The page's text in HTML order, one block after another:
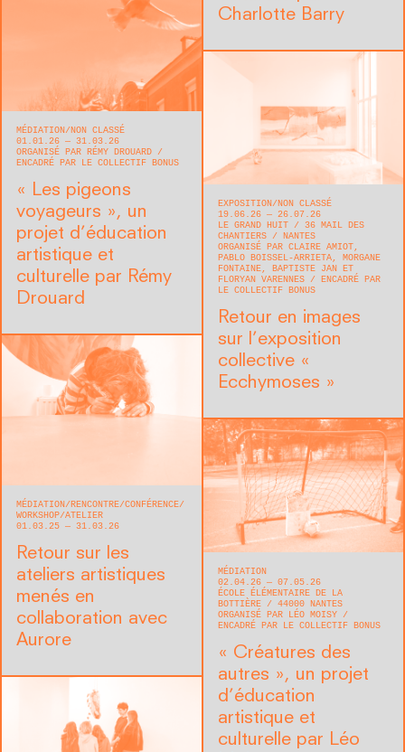
Charlotte Barry
MÉDIATION
NON CLASSÉ
01.01.26 — 31.03.26
ORGANISÉ PAR RÉMY DROUARD
ENCADRÉ PAR LE COLLECTIF BONUS
« Les pigeons
voyageurs », un
projet d’éducation
artistique et
culturelle par Rémy
Drouard
EXPOSITION NON CLASSÉ
19.06.26 — 26.07.26
LE GRAND HUIT
36 MAIL DES
CHANTIERS
NANTES
ORGANISÉ PAR CLAIRE AMIOT,
PABLO BOISSEL-ARRIETA, MORGANE
FONTAINE, BAPTISTE JAN ET
FLORYAN VARENNES
ENCADRÉ PAR
LE COLLECTIF BONUS
Retour en images
sur l’exposition
collective «
Ecchymoses »
MÉDIATION RENCONTRE/CONFÉRENCE
WORKSHOP/ATELIER
01.03.25 — 31.03.26
Retour sur les
ateliers artistiques
menés en
collaboration avec
Aurore
MÉDIATION
02.04.26 — 07.05.26
ÉCOLE ÉLÉMENTAIRE DE LA
BOTTIÈRE
44000 NANTES
ORGANISÉ PAR LÉO MOISY
ENCADRÉ PAR LE COLLECTIF BONUS
« Créatures des
autres », un projet
d’éducation
artistique et
culturelle par Léo